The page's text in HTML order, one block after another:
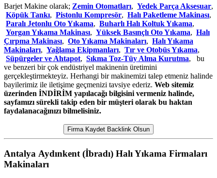
Barjet Makine olarak; Zemin Otomatları, Yedek Parça Aksesuar,
Köpük Tankı, Pistonlu Kompresör, Halı Paketleme Makinası,
Paralı Jetonlu Oto Yıkama, Buharlı Halı Koltuk Yıkama,
Yorgan Yıkama Makinası, Yüksek Basınçlı Oto Yıkama, Halı
Çırpma Makinası, Oto Yıkama Makinaları, Halı Yıkama
Makinaları, Yağlama Ekipmanları, Tır ve Otobüs Yıkama,
Süpürgeler ve Ahtapot, Sıkma Toz-Tüy Alma Kurutma, bu
ve benzeri bir çok endüstriyel makinenin üretimini
gerçekleştirmekteyiz. Herhangi bir makinemizi talep etmeniz halinde
bayilerimiz ile iletişime geçmenizi tavsiye ederiz. Web sitemiz
üzerinden İNDİRİM yapılacağı bilgisini vermeniz halinde,
sayfamızı sürekli takip eden bir müşteri olarak bu haktan
faydalanacağınızı bilmelisiniz.
Firma Kaydet Backlink Olsun
Antalya Aydınkent (İbradı) Halı Yıkama Firmaları
Makinaları